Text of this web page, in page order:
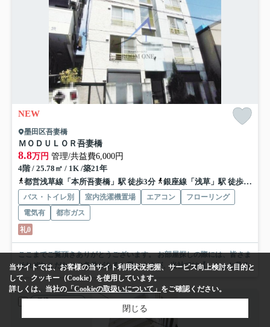
NEW
墨田区吾妻橋
ＭＯＤＵＬＯＲ吾妻橋
8.8万円 管理/共益費6,000円
4階 / 25.78㎡ / 1K /築21年
都営浅草線「本所吾妻橋」駅 徒歩3分
銀座線「浅草」駅 徒歩8分
バス・トイレ別 室内洗濯機置場 エアコン
フローリング
電気有
都市ガス
礼0
ここまでご覧頂きありがとうございます。 お部屋探しの際には、皆さま
それぞれこだわりの条件があると思いますが、当社では【...もっと見る
賃貸マンション
当サイトでは、お客様の当サイト利用状況把握、サービス向上検討を目的と
して、クッキー（Cookie）を使用しています。
詳しくは、当社の 「Cookieの取扱いについて」 をご確認ください。
閉じる